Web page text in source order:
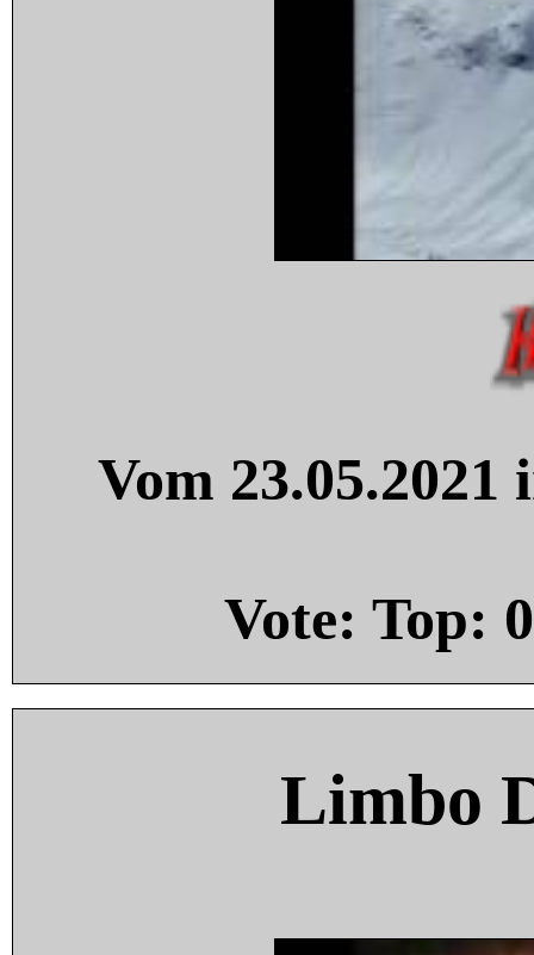
Vom
Vote: Top: 0
Limbo